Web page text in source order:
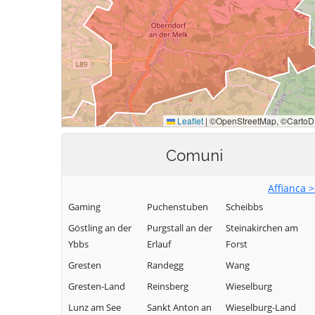
Comuni
Affianca
Gaming
Göstling an der
Ybbs
Gresten
Gresten-Land
Lunz am See
Puchenstuben
Purgstall an der
Erlauf
Randegg
Reinsberg
Sankt Anton an
Scheibbs
Steinakirchen am
Forst
Wang
Wieselburg
Wieselburg-Land